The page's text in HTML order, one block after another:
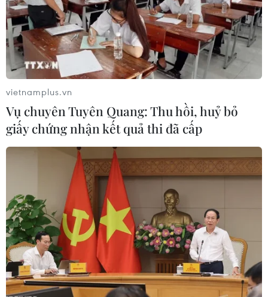
Ông Nguyễn Đức Thái, Chủ tịch hội đồng thành viên, Nhà xuất
(TTXVN/Vietnam+)
vietnamplus.vn
Vụ chuyên Tuyên Quang: Thu hồi, huỷ bỏ
giấy chứng nhận kết quả thi đã cấp